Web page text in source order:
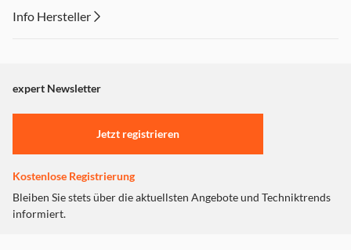
Info Hersteller
"Marketing".
Einstellungen anpassen
expert Newsletter
Jetzt registrieren
Kostenlose Registrierung
Bleiben Sie stets über die aktuellsten Angebote und Techniktrends
informiert.